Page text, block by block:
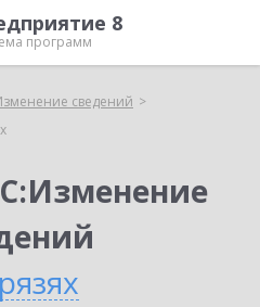
8
программ
сведений